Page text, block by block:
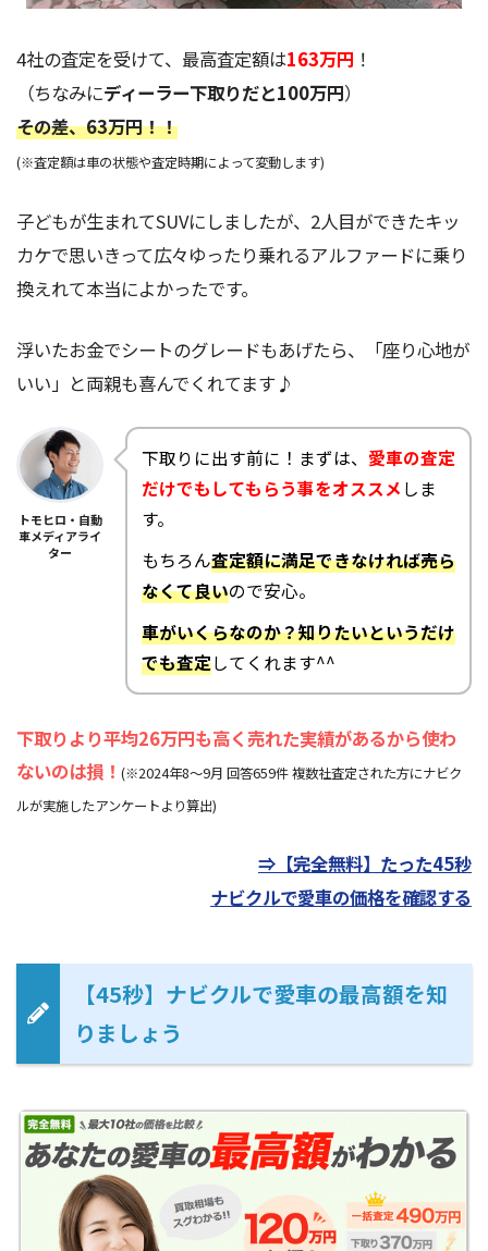
4社の査定を受けて、最高査定額は163万円 ！
（ちなみにディーラー下取りだと100万円）
その差、63万円！！
(※査定額は車の状態や査定時期によって変動します)
子どもが生まれてSUVにしましたが、2人目ができたキッ
カケで思いきって広々ゆったり乗れるアルファードに乗り
換えれて本当によかったです。
浮いたお金でシートのグレードもあげたら、「座り心地が
いい」と両親も喜んでくれてます♪
トモヒロ・自動
車メディアライ
ター
下取りに出す前に！まずは、 愛車の査定
だけでもしてもらう事をオススメ しま
す。
もちろん査定額に満足できなければ売ら
なくて良いので安心。
車がいくらなのか？知りたいというだけ
でも査定してくれます^^
下取りより平均26万円も高く売れた実績があるから使わ
ないのは損！ (※2024年8～9月 回答659件 複数社査定された方にナビク
ルが実施したアンケートより算出)
⇒【完全無料】たった45秒
ナビクルで愛車の価格を確認する
【45秒】ナビクルで愛車の最高額を知
りましょう